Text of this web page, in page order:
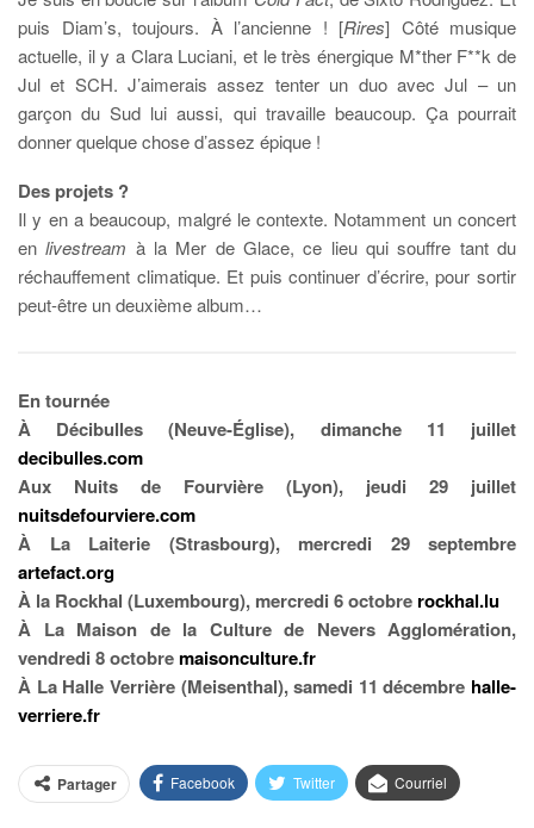
puis Diam’s, toujours. À l’ancienne ! [Rires] Côté musique
actuelle, il y a Clara Luciani, et le très énergique M*ther F**k de
Jul et SCH. J’aimerais assez tenter un duo avec Jul – un
garçon du Sud lui aussi, qui travaille beaucoup. Ça pourrait
donner quelque chose d’assez épique !
Des projets ?
Il y en a beaucoup, malgré le contexte. Notamment un concert
enlivestream à la Mer de Glace, ce lieu qui souffre tant du
réchauffement climatique. Et puis continuer d’écrire, pour sortir
peut-être un deuxième album…
En tournée
À Décibulles (Neuve-Église), dimanche 11 juillet
decibulles.com
Aux Nuits de Fourvière (Lyon), jeudi 29 juillet
nuitsdefourviere.com
À La Laiterie (Strasbourg), mercredi 29 septembre
artefact.org
À la Rockhal (Luxembourg), mercredi 6 octobre rockhal.lu
À La Maison de la Culture de Nevers Agglomération,
vendredi 8 octobremaisonculture.fr
À La Halle Verrière (Meisenthal), samedi 11 décembre halle-
verriere.fr
Partager Facebook Twitter Courriel